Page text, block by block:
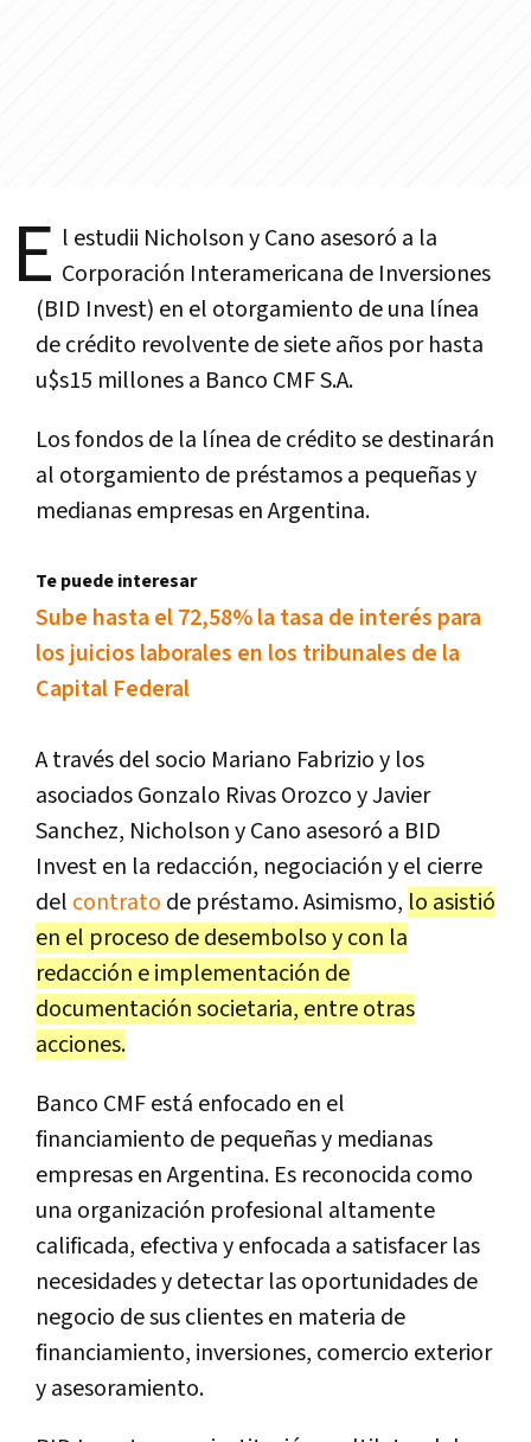
E l estudii Nicholson y Cano asesoró a la
Corporación Interamericana de Inversiones
(BID Invest) en el otorgamiento de una línea
de crédito revolvente de siete años por hasta
u$s15 millones a Banco CMF S.A.
Los fondos de la línea de crédito se destinarán
al otorgamiento de préstamos a pequeñas y
medianas empresas en Argentina.
Te puede interesar
Sube hasta el 72,58% la tasa de interés para
los juicios laborales en los tribunales de la
Capital Federal
A través del socio Mariano Fabrizio y los
asociados Gonzalo Rivas Orozco y Javier
Sanchez, Nicholson y Cano asesoró a BID
Invest en la redacción, negociación y el cierre
del contrato de préstamo. Asimismo, lo asistió
en el proceso de desembolso y con la
redacción e implementación de
documentación societaria, entre otras
acciones.
Banco CMF está enfocado en el
financiamiento de pequeñas y medianas
empresas en Argentina. Es reconocida como
una organización profesional altamente
calificada, efectiva y enfocada a satisfacer las
necesidades y detectar las oportunidades de
negocio de sus clientes en materia de
financiamiento, inversiones, comercio exterior
y asesoramiento.